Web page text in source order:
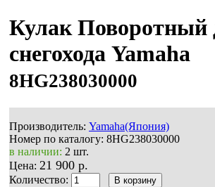
Кулак Поворотный
снегохода Yamaha
8HG238030000
Производитель: Yamaha(Япония)
Номер по каталогу: 8HG238030000
в наличии: 2 шт.
Цена: 21 900 р.
Количество: